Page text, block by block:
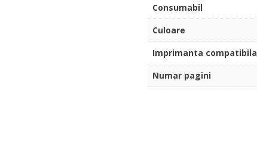
Consumabil
Culoare
Imprimanta compatibila
Numar pagini